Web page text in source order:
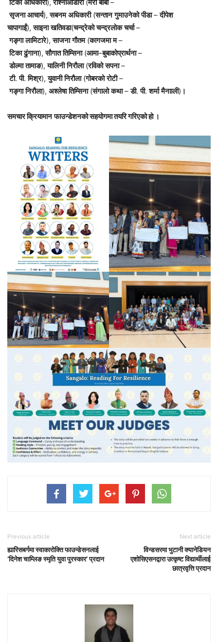
टिका अधिकारी),रोश्नाओडारी(मेरो बाबा–
सृजना आचार्य),सबनम अधिकारी(सन्तान गुमाउनेको पीडा–दीपेश
चापागाईं),साइना खतिवडा(चन्द्रेको चन्द्रलोक चर्चा–
गङ्गा लामिटारे),साजना गौतम(कागजमा म–
टिका ढुंगाना),सौगात तिम्सिना(आमा–बुबाकोप्रार्थना–
डोल्मा तामाङ),यालिनी निरौला(रविको सपना–
टी.पी.मिश्र),युवानी निरौला(गोबरको रोटी–
गङ्गा निरौला), अश्लेषा तिम्सिना(संगालो कथा–डी.पी.शर्मा मैनााली) ।
समचार क्रियामान फाउन्डेशनको सहयोगमा तयरि गरिएको हो ।
Previous article
ह्यारिसबर्गमा स्वाकारोक्ति फाउन्डेसनलाई
‘दिनेश चाम्लिङ स्मृति युवा पुरस्कार’ प्रदान
Next article
विन्डसरमा भुटानी क्यानेडियन
एशोसिएसनद्वारा उत्कृष्ट विद्यार्थीलाई
छात्रवृत्ति प्रदान